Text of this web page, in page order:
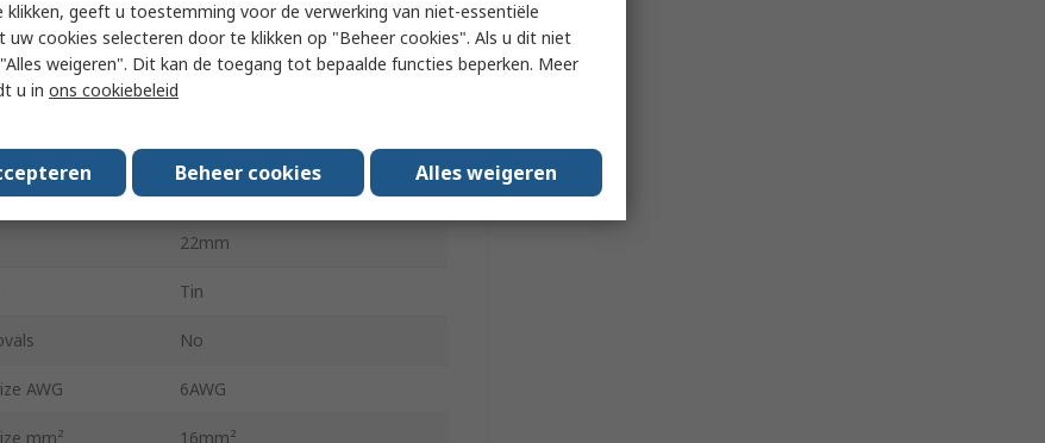
12.0mm
mm² 16.0mm²
AWG 6AWG
22mm
Tin
No
AWG 6AWG
mm² 16mm²
klikken, geeft u toestemming voor de verwerking van niet-essentiële
uw cookies selecteren door te klikken op "Beheer cookies". Als u dit niet
weigeren". Dit kan de toegang tot bepaalde functies beperken. Meer
u in ons cookiebeleid
Beheer cookies Alles weigeren